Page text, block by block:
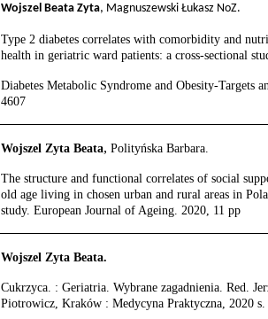
Wojszel Beata Zyta, Magnuszewski Łukasz NoZ.
Type 2 diabetes correlates with comorbidity and
health in geriatric ward patients: a cross-sectional
Diabetes Metabolic Syndrome and Obesity-Targets
4607
Wojszel Zyta Beata, Polityńska Barbara.
The structure and functional correlates of social
old age living in chosen urban and rural areas in
study. European Journal of Ageing. 2020, 11 pp
Wojszel Zyta Beata.
Cukrzyca. : Geriatria. Wybrane zagadnienia. Red.
Piotrowicz, Kraków : Medycyna Praktyczna, 2020 s.